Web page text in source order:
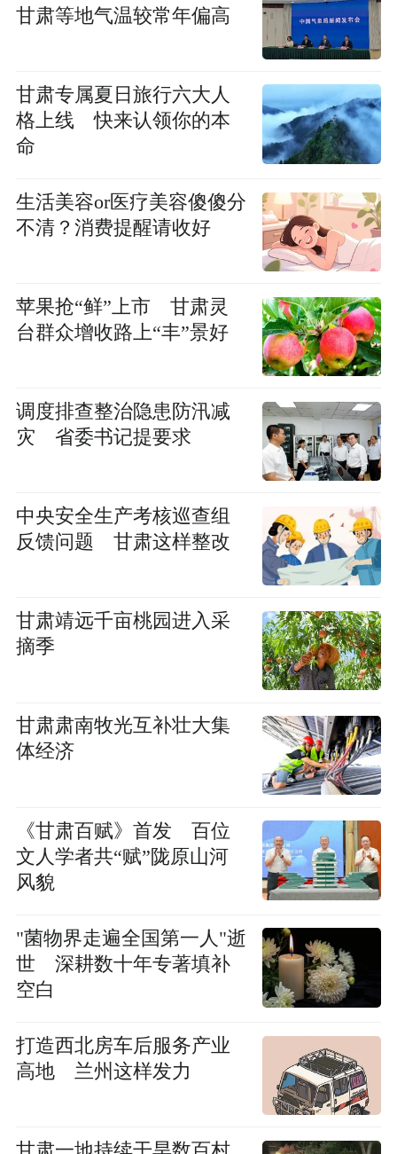
甘肃等地气温较常年偏高
甘肃专属夏日旅行六大人
格上线 快来认领你的本
命
生活美容or医疗美容傻傻分
不清？消费提醒请收好
苹果抢“鲜”上市 甘肃灵
台群众增收路上“丰”景好
调度排查整治隐患防汛减
灾 省委书记提要求
中央安全生产考核巡查组
反馈问题 甘肃这样整改
甘肃靖远千亩桃园进入采
摘季
甘肃肃南牧光互补壮大集
体经济
《甘肃百赋》首发 百位
文人学者共“赋”陇原山河
风貌
"菌物界走遍全国第一人"逝
世 深耕数十年专著填补
空白
打造西北房车后服务产业
高地 兰州这样发力